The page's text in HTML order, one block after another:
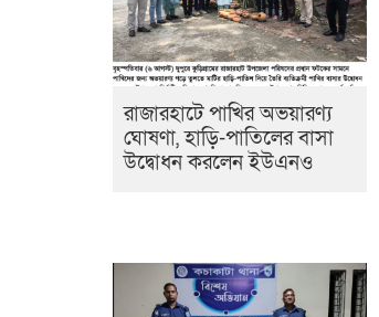
রাজারহাটে পাখির অভয়ারণ্য
ঘোষণা, হাড়ি-পাতিলের বাসা
উদ্বোধন করলেন ইউএনও